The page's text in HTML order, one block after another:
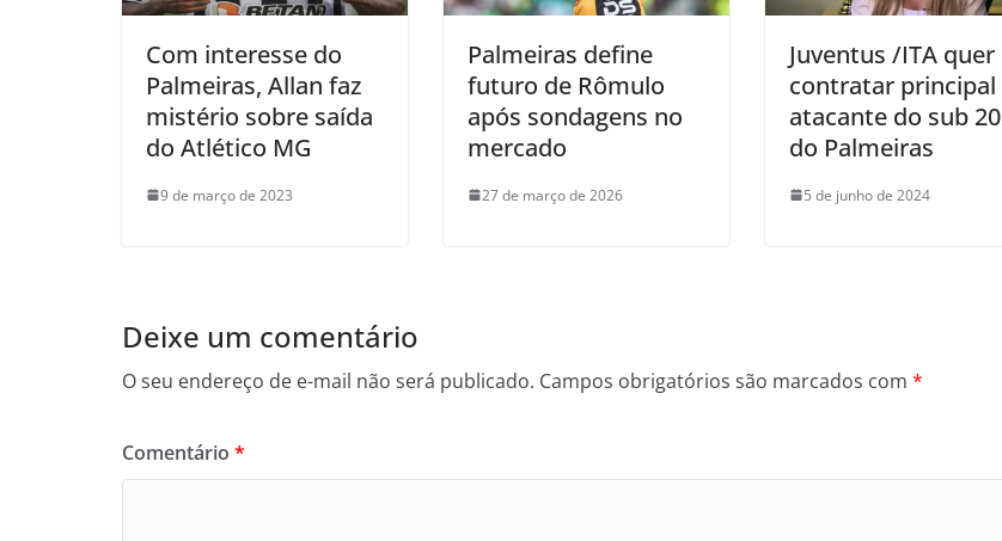
Com interesse do
Palmeiras, Allan faz
mistério sobre saída
do Atlético MG
9 de março de 2023
Palmeiras define
futuro de Rômulo
após sondagens no
mercado
27 de março de 2026
Juventus /ITA quer
contratar principal
atacante do sub 20
do Palmeiras
5 de junho de 2024
Deixe um comentário
O seu endereço de e-mail não será publicado. Campos obrigatórios são marcados com *
Comentário *